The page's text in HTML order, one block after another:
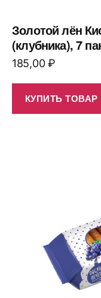
Золотой лён
(клубника), 7
185,00₽
КУПИТЬ ТОВАР